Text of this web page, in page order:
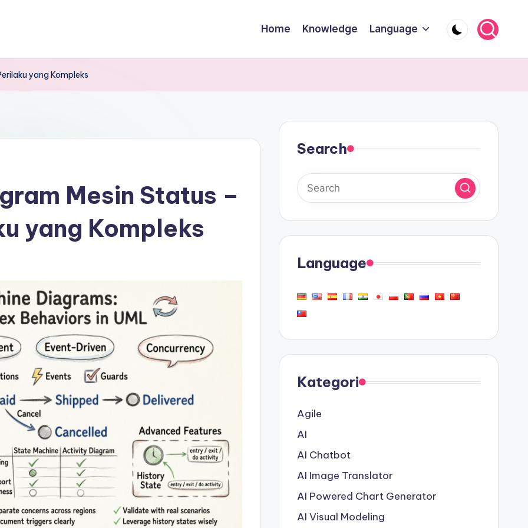
Home Knowledge Language
yang Kompleks
Mesin Status –
yang Kompleks
Search
Language
Kategori
Agile
AI
AI Chatbot
AI Image Translator
AI Powered Chart Generator
AI Visual Modeling